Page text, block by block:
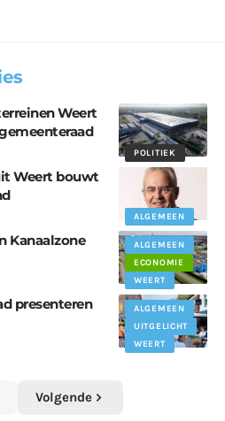
POLITIEK
Weert
ALGEMEEN
Weert bouwt
ALGEMEEN
ECONOMIE
WEERT
Kanaalzone
ALGEMEEN
UITGELICHT
WEERT
presenteren
Volgende